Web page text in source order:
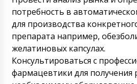
потребность в
для производства
препарата например,
желатиновых капсулах.
Консультироваться с
фармацевтики для
Роман Цибульский
Здравствуйте,
по всей России в том
. Стоимость в
доставку, которую
Инкар